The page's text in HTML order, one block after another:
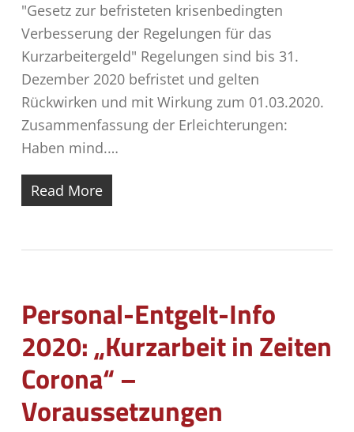
"Gesetz zur befristeten krisenbedingten
Verbesserung der Regelungen für das
Kurzarbeitergeld" Regelungen sind bis 31.
Dezember 2020 befristet und gelten
Rückwirken und mit Wirkung zum 01.03.2020.
Zusammenfassung der Erleichterungen:
Haben mind.…
Read More
Personal-Entgelt-Info
2020: „Kurzarbeit in Zeiten
Corona“ –
Voraussetzungen